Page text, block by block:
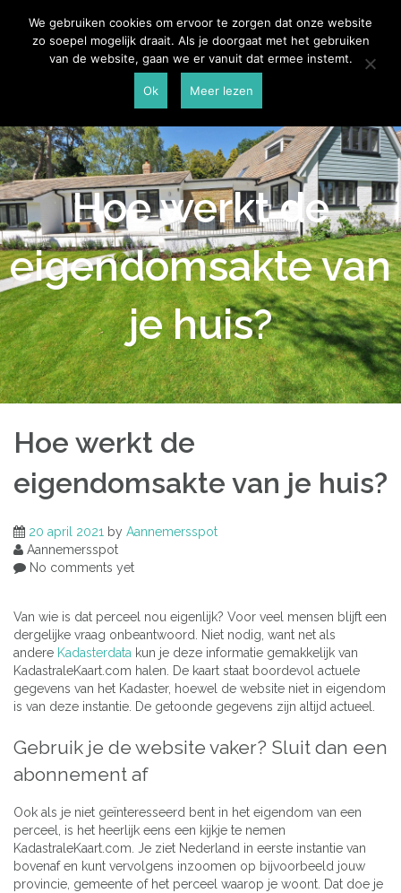
content
Aannemersspot
Hoe werkt de
eigendomsakte van
je huis?
Hoe werkt de
eigendomsakte van je huis?
20 april 2021 by Aannemersspot
Aannemersspot
No comments yet
Van wie is dat perceel nou eigenlijk? Voor veel mensen blijft een
dergelijke vraag onbeantwoord. Niet nodig, want net als
andere Kadasterdata kun je deze informatie gemakkelijk van
KadastraleKaart.com halen. De kaart staat boordevol actuele
gegevens van het Kadaster, hoewel de website niet in eigendom
is van deze instantie. De getoonde gegevens zijn altijd actueel.
Gebruik je de website vaker? Sluit dan een
abonnement af
Ook als je niet geïnteresseerd bent in het eigendom van een
perceel, is het heerlijk eens een kijkje te nemen
KadastraleKaart.com. Je ziet Nederland in eerste instantie van
bovenaf en kunt vervolgens inzoomen op bijvoorbeeld jouw
provincie, gemeente of het perceel waarop je woont. Dat doe je
We gebruiken cookies om ervoor te zorgen dat onze website
zo soepel mogelijk draait. Als je doorgaat met het gebruiken
van de website, gaan we er vanuit dat ermee instemt.
Ok Meer lezen